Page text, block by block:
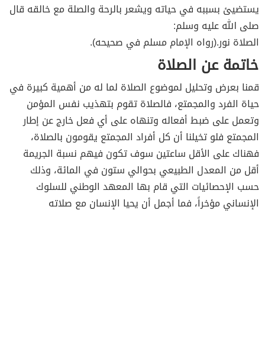
يستضيئ بسببه في حياته ويشعر بالرحة والصلة مع خالقه قال
صلى الله عليه وسلم:
الصلاة نور.(رواه الإمام مسلم في صحيحه).
خاتمة عن الصلاة
قمنا بعرض وتحليل لموضوع الصلاة لما له من أهمية كبيرة في
حياة الفرد والمجمتع، فالصلاة تقوم بتهذيب نفس المؤمن
وتعمل على ضبط أفعاله وتنهاه على أي فعل خارج عن إطار
المجمتع فلو تخيلنا أن كل أفراد المجمتع يقومون بالصلاة،
فهناك على الأقل ساعتين سوف تكون فيهم نسبة الجريمة
أقل من المعدل الطبيعي بحوالي ستون في المائة، وذلك
حسب الإحصائيات التي قام بها المعهد الوطني للسلوك
الإنساني مؤخراً، فما أجمل أن يحيا الإنسان مع صلاته